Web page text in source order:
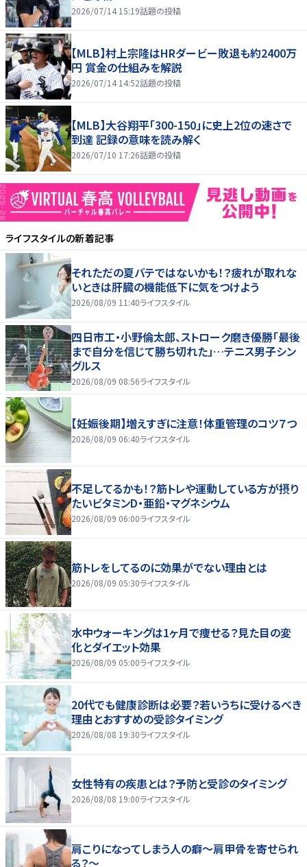
2026/07/14 15:19話題の投稿
【MLB】村上宗隆はHRダービー敗退も約2400万
円 賞金の仕組みを解説
2026/07/14 14:52話題の投稿
【MLB】大谷翔平「300-150」に史上2位の速さで
到達 記録の意味を読み解く
2026/07/10 17:26話題の投稿
ライフスタイルの新着記事
それただの夏バテではないかも！？疲れが取れな
いときは肝臓の機能低下に気をつけよう
2026/08/09 11:40ライフスタイル
四日市工・小野倫太郎、ストローク磨き優勝「最後
まで自分を信じて勝ち切れた」…テニス男子シン
グルス
2026/08/09 08:56ライフスタイル
【妊娠後期】増えすぎに注意！体重管理のコツ７つ
2026/08/09 06:40ライフスタイル
不足してるかも！？筋トレや運動している方が摂り
たいビタミンD・亜鉛・マグネシウム
2026/08/09 06:00ライフスタイル
筋トレをしてるのに効果がでない理由とは
2026/08/09 05:30ライフスタイル
水中ウォーキングは1ヶ月で痩せる？見た目の変
化とダイエット効果
2026/08/09 05:00ライフスタイル
20代でも健康診断は必要？若いうちに受けるべき
理由とおすすめの受診タイミング
2026/08/08 19:30ライフスタイル
女性特有の疾患とは？予防と受診のタイミング
2026/08/08 19:00ライフスタイル
肩こりになってしまう人の癖～肩甲骨を寄せられ
る？～